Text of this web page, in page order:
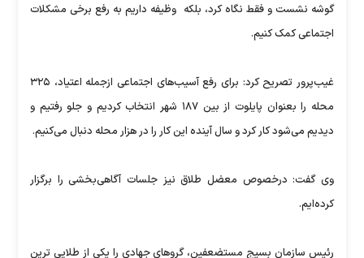
گوشه نشست و فقط نگاه کرد، بلکه وظیفه داریم به رفع برخی مشکلات
اجتماعی کمک کنیم.
غیب‌پرور تصریح کرد: برای رفع آسیب‌های اجتماعی ازجمله اعتیاد، ۳۲۵
محله را بعنوان پایلوت از بین ۱۸۷ شهر انتخاب کردیم و جلو رفتیم و
دیدیم می‌شود کار کرد و سال آینده این کار را در هزار محله دنبال می‌کنیم.
وی گفت: درخصوص معضل طلاق نیز جلسات آگاهی‌بخشی را برگزار
کرده‌ایم.
رئیس سازمان بسیج مستضعفین، گروهای جهادی را یکی از طلایی ترین